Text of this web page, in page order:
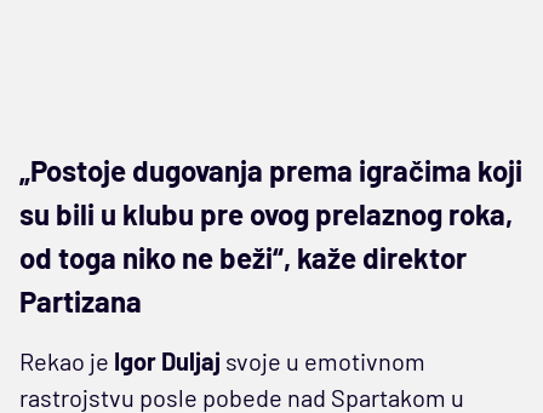
„Postoje dugovanja prema igračima koji
su bili u klubu pre ovog prelaznog roka,
od toga niko ne beži“, kaže direktor
Partizana
Rekao je Igor Duljaj svoje u emotivnom
rastrojstvu posle pobede nad Spartakom u